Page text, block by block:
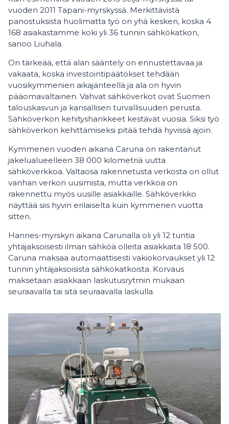
vuoden 2011 Tapani-myrskyssä. Merkittävistä
panostuksista huolimatta työ on yhä kesken, koska 4
168 asiakastamme koki yli 36 tunnin sähkökatkon,
sanoo Liuhala.
On tärkeää, että alan sääntely on ennustettavaa ja
vakaata, koska investointipäätökset tehdään
vuosikymmenien aikajänteellä ja ala on hyvin
pääomavaltainen. Vahvat sähköverkot ovat Suomen
talouskasvun ja kansallisen turvallisuuden perusta.
Sähköverkon kehityshankkeet kestävät vuosia. Siksi työ
sähköverkon kehittämiseksi pitää tehdä hyvissä ajoin.
Kymmenen vuoden aikana Caruna on rakentanut
jakelualueelleen 38 000 kilometriä uutta
sähköverkkoa. Valtaosa rakennetusta verkosta on ollut
vanhan verkon uusimista, mutta verkkoa on
rakennettu myös uusille asiakkaille. Sähköverkko
näyttää siis hyvin erilaiselta kuin kymmenen vuotta
sitten.
Hannes-myrskyn aikana Carunalla oli yli 12 tuntia
yhtäjaksoisesti ilman sähköä olleita asiakkaita 18 500.
Caruna maksaa automaattisesti vakiokorvaukset yli 12
tunnin yhtäjaksoisista sähkökatkoista. Korvaus
maksetaan asiakkaan laskutusrytmin mukaan
seuraavalla tai sitä seuraavalla laskulla.